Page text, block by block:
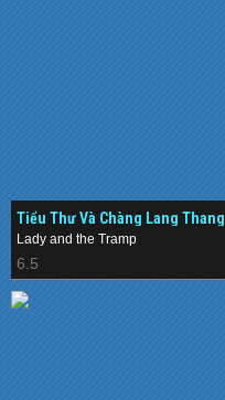
Tiểu Thư Và Chàng Lang Thang
(2019)
Lady and the Tramp
6.5